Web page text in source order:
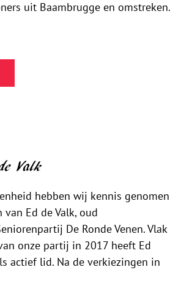
uit Baambrugge en omstreken.
Valk
hebben wij kennis genomen
Ed de Valk, oud
De Ronde Venen. Vlak
onze partij in 2017 heeft Ed
actief lid. Na de verkiezingen in